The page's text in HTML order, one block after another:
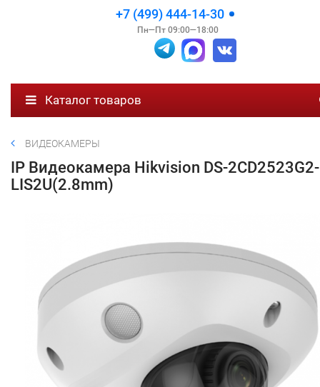
+7 (499) 444-14-30
Пн—Пт 09:00—18:00
Каталог товаров
ВИДЕОКАМЕРЫ
IP Видеокамера Hikvision DS-2CD2523G2-
LIS2U(2.8mm)